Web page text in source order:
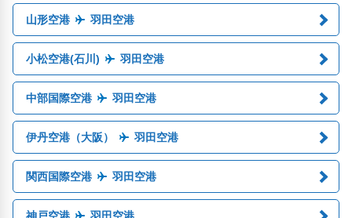
山形空港 羽田空港
小松空港(石川) 羽田空港
中部国際空港 羽田空港
伊丹空港（大阪） 羽田空港
関西国際空港 羽田空港